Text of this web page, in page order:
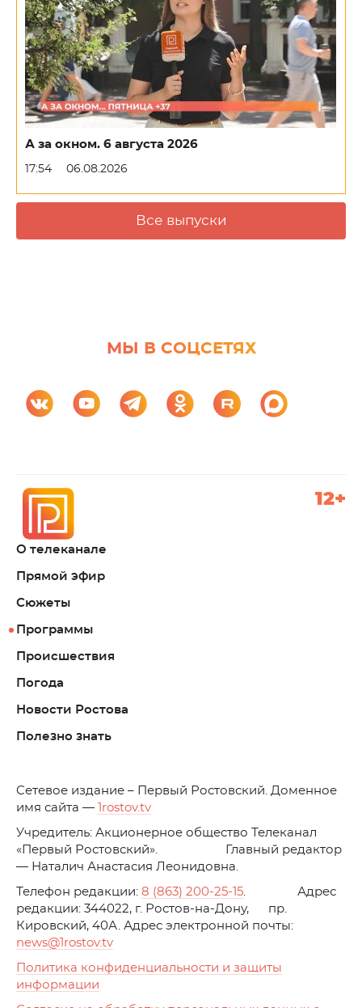
А за окном. 6 августа 2026
17:54 06.08.2026
Все выпуски
МЫ В СОЦСЕТЯХ
О телеканале
Прямой эфир
Сюжеты
Программы
Происшествия
Погода
Новости Ростова
Полезно знать
12+
Cетевое издание – Первый Ростовский. Доменное
имя сайта —
1rostov.tv
Учредитель: Акционерное общество Телеканал
«Первый Ростовский». Главный редактор
— Наталич Анастасия Леонидовна.
Телефон редакции: 8 (863) 200-25-15. Адрес
редакции: 344022, г. Ростов-на-Дону, пр.
Кировский, 40А. Адрес электронной почты:
news@1rostov.tv
Политика конфиденциальности и защиты
информации